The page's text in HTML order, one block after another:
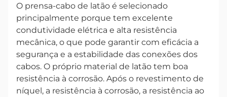
O prensa-cabo de latão é selecionado
principalmente porque tem excelente
condutividade elétrica e alta resistência
mecânica, o que pode garantir com eficácia a
segurança e a estabilidade das conexões dos
cabos. O próprio material de latão tem boa
resistência à corrosão. Após o revestimento de
níquel, a resistência à corrosão, a resistência ao